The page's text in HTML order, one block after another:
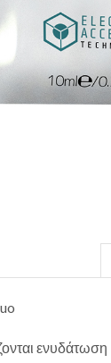
ενυδάτωση